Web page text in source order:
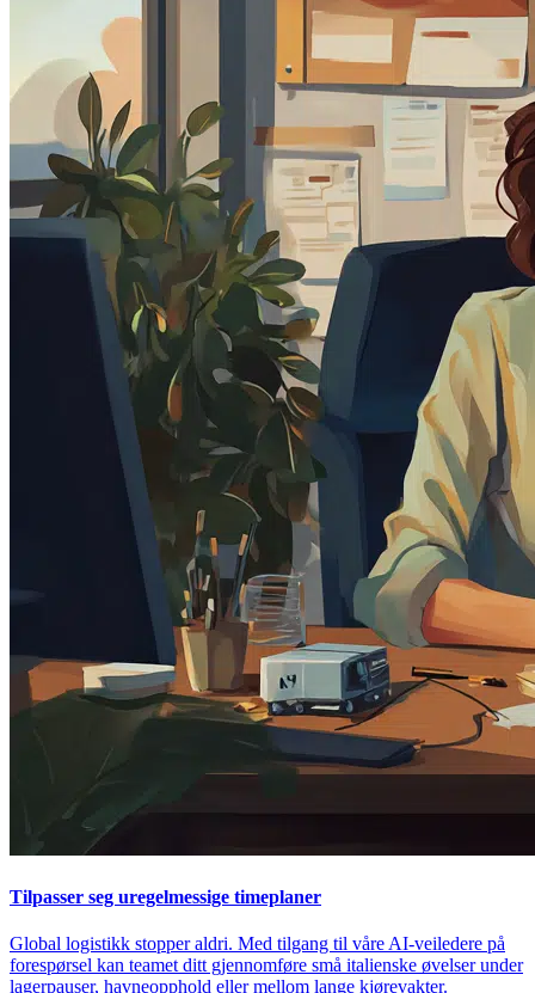
Tilpasser seg uregelmessige timeplaner
Global logistikk stopper aldri. Med tilgang til våre AI-veiledere på
forespørsel kan teamet ditt gjennomføre små italienske øvelser under
lagerpauser, havneopphold eller mellom lange kjørevakter.